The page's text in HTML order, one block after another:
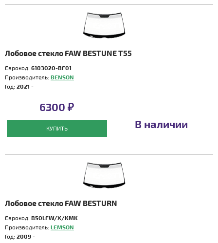
Лобовое стекло FAW BESTUNE T55
Еврокод: 6103020-BF01
Производитель: BENSON
Год: 2021 -
6300 ₽
КУПИТЬ В наличии
Лобовое стекло FAW BESTURN
Еврокод: B50LFW/X/KMK
Производитель: LEMSON
Год: 2009 -